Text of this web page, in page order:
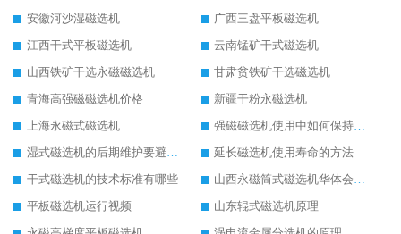
安徽河沙湿磁选机
广西三盘平板磁选机
江西干式平板磁选机
云南锰矿干式磁选机
山西铁矿干选永磁磁选机
甘肃贫铁矿干选磁选机
青海高强磁磁选机价格
新疆干粉永磁选机
上海永磁式磁选机
强磁磁选机使用中如何保持其顺畅运行
湿式磁选机的后期维护要避开哪些坑
延长磁选机使用寿命的方法
干式磁选机的技术标准有哪些
山西永磁筒式磁选机华体会手机网页版-华体会(中国)
平板磁选机运行视频
山东辊式磁选机原理